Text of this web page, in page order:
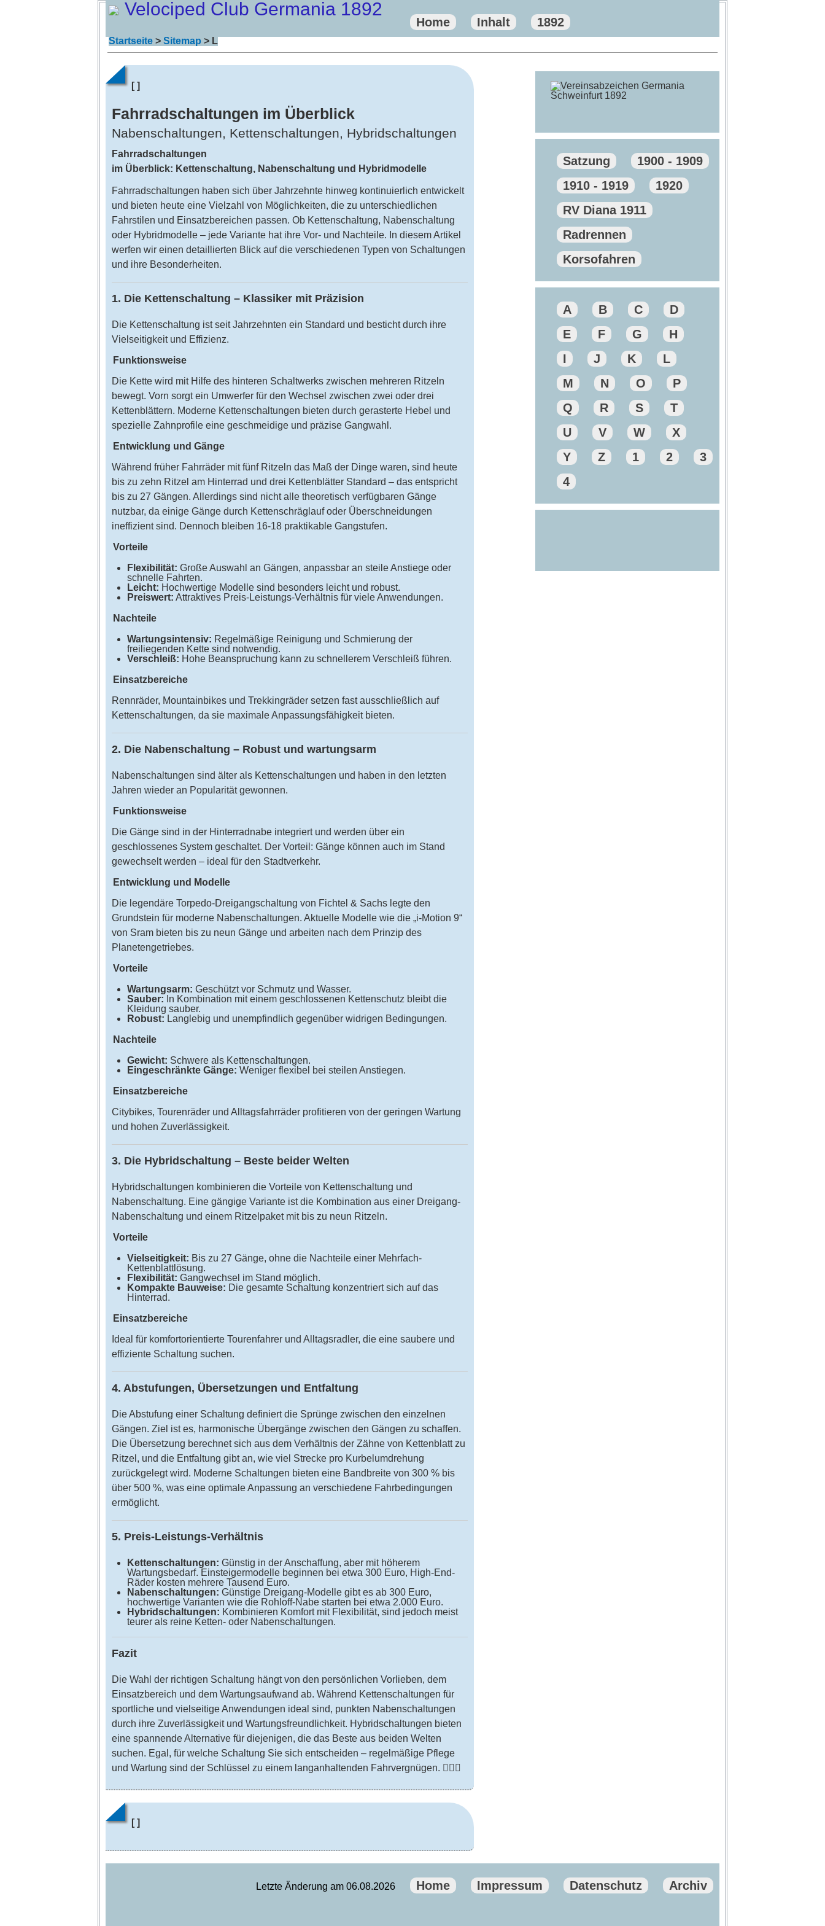
Velociped Club Germania 1892
Home Inhalt 1892
Startseite > Sitemap > L
[ ]
Fahrradschaltungen im Überblick
Nabenschaltungen, Kettenschaltungen, Hybridschaltungen
Fahrradschaltungen
im Überblick: Kettenschaltung, Nabenschaltung und Hybridmodelle
Fahrradschaltungen haben sich über Jahrzehnte hinweg kontinuierlich entwickelt
und bieten heute eine Vielzahl von Möglichkeiten, die zu unterschiedlichen
Fahrstilen und Einsatzbereichen passen. Ob Kettenschaltung, Nabenschaltung
oder Hybridmodelle – jede Variante hat ihre Vor- und Nachteile. In diesem Artikel
werfen wir einen detaillierten Blick auf die verschiedenen Typen von Schaltungen
und ihre Besonderheiten.
1. Die Kettenschaltung – Klassiker mit Präzision
Die Kettenschaltung ist seit Jahrzehnten ein Standard und besticht durch ihre
Vielseitigkeit und Effizienz.
Funktionsweise
Die Kette wird mit Hilfe des hinteren Schaltwerks zwischen mehreren Ritzeln
bewegt. Vorn sorgt ein Umwerfer für den Wechsel zwischen zwei oder drei
Kettenblättern. Moderne Kettenschaltungen bieten durch gerasterte Hebel und
spezielle Zahnprofile eine geschmeidige und präzise Gangwahl.
Entwicklung und Gänge
Während früher Fahrräder mit fünf Ritzeln das Maß der Dinge waren, sind heute
bis zu zehn Ritzel am Hinterrad und drei Kettenblätter Standard – das entspricht
bis zu 27 Gängen. Allerdings sind nicht alle theoretisch verfügbaren Gänge
nutzbar, da einige Gänge durch Kettenschräglauf oder Überschneidungen
ineffizient sind. Dennoch bleiben 16-18 praktikable Gangstufen.
Vorteile
Flexibilität: Große Auswahl an Gängen, anpassbar an steile Anstiege oder
schnelle Fahrten.
Leicht: Hochwertige Modelle sind besonders leicht und robust.
Preiswert: Attraktives Preis-Leistungs-Verhältnis für viele Anwendungen.
Nachteile
Wartungsintensiv: Regelmäßige Reinigung und Schmierung der
freiliegenden Kette sind notwendig.
Verschleiß: Hohe Beanspruchung kann zu schnellerem Verschleiß führen.
Einsatzbereiche
Rennräder, Mountainbikes und Trekkingräder setzen fast ausschließlich auf
Kettenschaltungen, da sie maximale Anpassungsfähigkeit bieten.
2. Die Nabenschaltung – Robust und wartungsarm
Nabenschaltungen sind älter als Kettenschaltungen und haben in den letzten
Jahren wieder an Popularität gewonnen.
Funktionsweise
Die Gänge sind in der Hinterradnabe integriert und werden über ein
geschlossenes System geschaltet. Der Vorteil: Gänge können auch im Stand
gewechselt werden – ideal für den Stadtverkehr.
Entwicklung und Modelle
Die legendäre Torpedo-Dreigangschaltung von Fichtel & Sachs legte den
Grundstein für moderne Nabenschaltungen. Aktuelle Modelle wie die „i-Motion 9“
von Sram bieten bis zu neun Gänge und arbeiten nach dem Prinzip des
Planetengetriebes.
Vorteile
Wartungsarm: Geschützt vor Schmutz und Wasser.
Sauber: In Kombination mit einem geschlossenen Kettenschutz bleibt die
Kleidung sauber.
Robust: Langlebig und unempfindlich gegenüber widrigen Bedingungen.
Nachteile
Gewicht: Schwere als Kettenschaltungen.
Eingeschränkte Gänge: Weniger flexibel bei steilen Anstiegen.
Einsatzbereiche
Citybikes, Tourenräder und Alltagsfahrräder profitieren von der geringen Wartung
und hohen Zuverlässigkeit.
3. Die Hybridschaltung – Beste beider Welten
Hybridschaltungen kombinieren die Vorteile von Kettenschaltung und
Nabenschaltung. Eine gängige Variante ist die Kombination aus einer Dreigang-
Nabenschaltung und einem Ritzelpaket mit bis zu neun Ritzeln.
Vorteile
Vielseitigkeit: Bis zu 27 Gänge, ohne die Nachteile einer Mehrfach-
Kettenblattlösung.
Flexibilität: Gangwechsel im Stand möglich.
Kompakte Bauweise: Die gesamte Schaltung konzentriert sich auf das
Hinterrad.
Einsatzbereiche
Ideal für komfortorientierte Tourenfahrer und Alltagsradler, die eine saubere und
effiziente Schaltung suchen.
4. Abstufungen, Übersetzungen und Entfaltung
Die Abstufung einer Schaltung definiert die Sprünge zwischen den einzelnen
Gängen. Ziel ist es, harmonische Übergänge zwischen den Gängen zu schaffen.
Die Übersetzung berechnet sich aus dem Verhältnis der Zähne von Kettenblatt zu
Ritzel, und die Entfaltung gibt an, wie viel Strecke pro Kurbelumdrehung
zurückgelegt wird. Moderne Schaltungen bieten eine Bandbreite von 300 % bis
über 500 %, was eine optimale Anpassung an verschiedene Fahrbedingungen
ermöglicht.
5. Preis-Leistungs-Verhältnis
Kettenschaltungen: Günstig in der Anschaffung, aber mit höherem
Wartungsbedarf. Einsteigermodelle beginnen bei etwa 300 Euro, High-End-
Räder kosten mehrere Tausend Euro.
Nabenschaltungen: Günstige Dreigang-Modelle gibt es ab 300 Euro,
hochwertige Varianten wie die Rohloff-Nabe starten bei etwa 2.000 Euro.
Hybridschaltungen: Kombinieren Komfort mit Flexibilität, sind jedoch meist
teurer als reine Ketten- oder Nabenschaltungen.
Fazit
Die Wahl der richtigen Schaltung hängt von den persönlichen Vorlieben, dem
Einsatzbereich und dem Wartungsaufwand ab. Während Kettenschaltungen für
sportliche und vielseitige Anwendungen ideal sind, punkten Nabenschaltungen
durch ihre Zuverlässigkeit und Wartungsfreundlichkeit. Hybridschaltungen bieten
eine spannende Alternative für diejenigen, die das Beste aus beiden Welten
suchen. Egal, für welche Schaltung Sie sich entscheiden – regelmäßige Pflege
und Wartung sind der Schlüssel zu einem langanhaltenden Fahrvergnügen. 🚴‍♂️✨
[ ]
Satzung
1900 - 1909
1910 - 1919
1920
RV Diana 1911
Radrennen
Korsofahren
A B C
D
E
F G
H
I
J K
L
M
N O
P
Q
R S
T
U
V W
X
Y
Z 1 2
3
4
Letzte Änderung am 06.08.2026 Home Impressum Datenschutz Archiv